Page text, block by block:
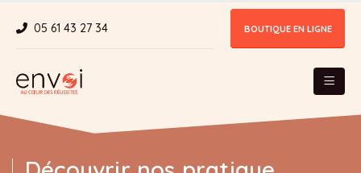
05 61 43 27 34
BOUTIQUE EN LIGNE